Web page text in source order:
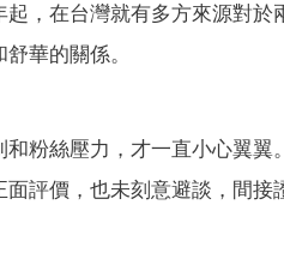
，在台灣就有多方來源對於
華的關係。
粉絲壓力，才一直小心翼翼
評價，也未刻意避談，間接